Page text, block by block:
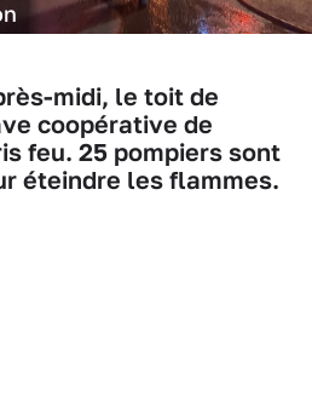
midi, le toit de
coopérative de
feu. 25 pompiers sont
éteindre les flammes.